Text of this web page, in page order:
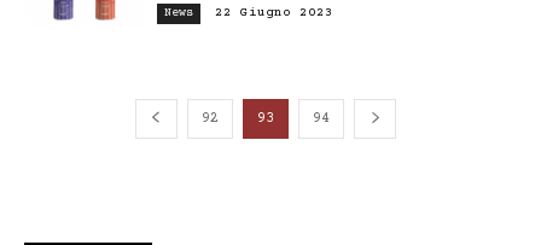
News 22 Giugno 2023
92 93 94